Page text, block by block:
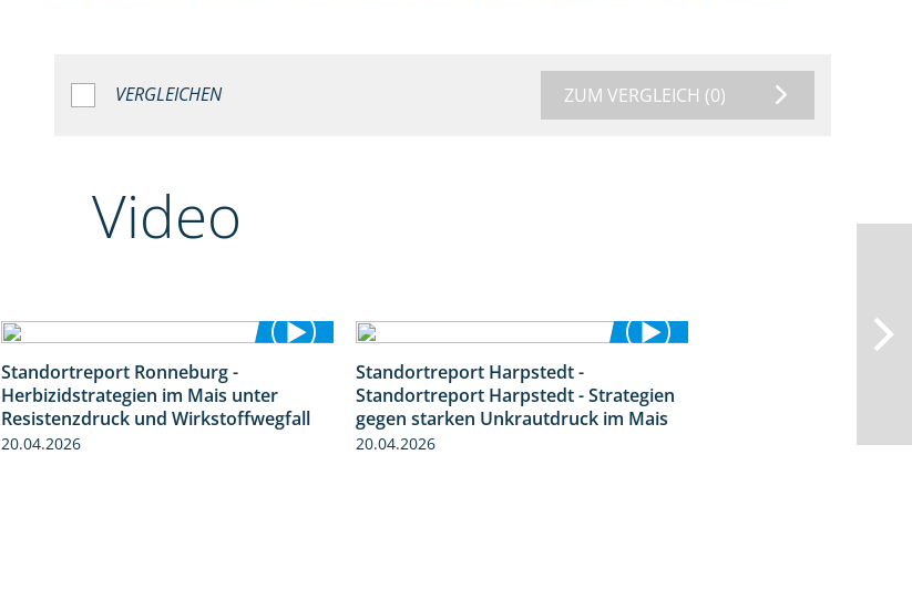
VERGLEICHEN ZUM VERGLEICH (0)
Video
Standortreport Ronneburg -
Herbizidstrategien im Mais unter
Resistenzdruck und Wirkstoffwegfall
20.04.2026
Standortreport Harpstedt -
Standortreport Harpstedt - Strategien
gegen starken Unkrautdruck im Mais
20.04.2026